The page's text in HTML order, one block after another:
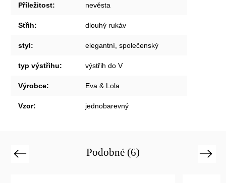
Příležitost: nevěsta
Střih: dlouhý rukáv
styl: elegantní, společenský
typ výstřihu: výstřih do V
Výrobce: Eva & Lola
Vzor: jednobarevný
Podobné (6)
Previous Next